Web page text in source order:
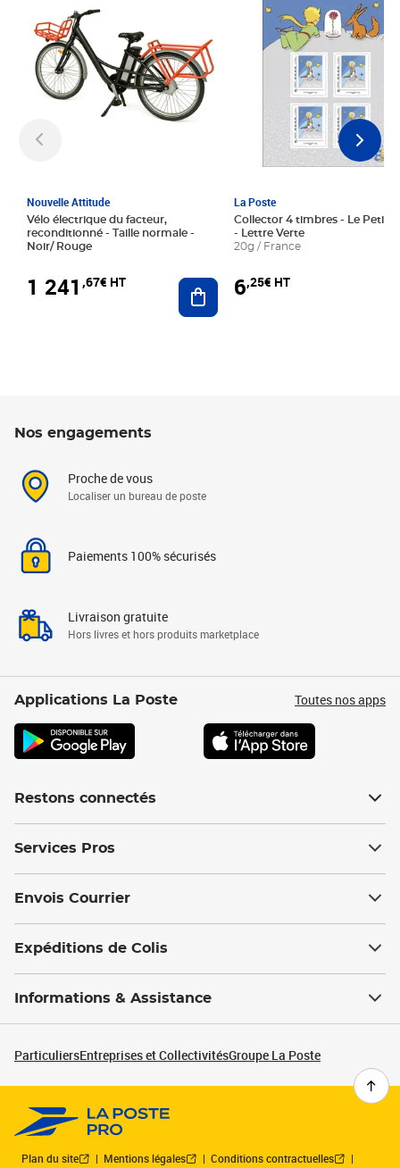
Nouvelle Attitude
Vélo électrique du facteur,
reconditionné - Taille normale -
Noir/ Rouge
1 241 ,67€ HT Ajouter au panier
La Poste
Collector 4 timbres - Le Petit
- Lettre Verte
20g / France
6,25€ HT
Nos engagements
Proche de vous
Localiser un bureau de poste
Paiements 100% sécurisés
Livraison gratuite
Hors livres et hors produits marketplace
Applications La Poste Toutes nos apps
Restons connectés
Services Pros
Envois Courrier
Expéditions de Colis
Informations & Assistance
ParticuliersEntreprises et CollectivitésGroupe La Poste
Plan du site Mentions légales
Conditions contractuelles